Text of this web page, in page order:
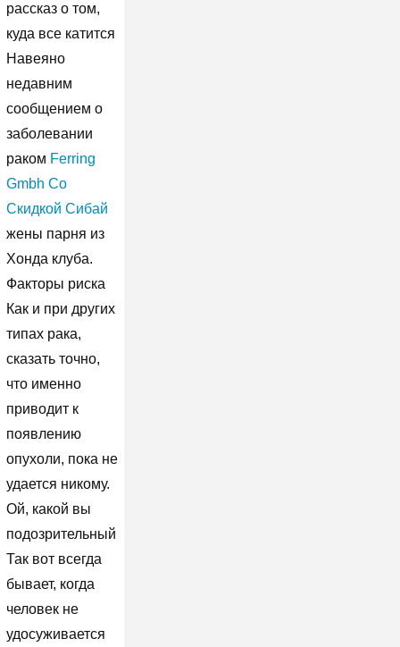
рассказ о том,
куда все катится
Навеяно
недавним
сообщением о
заболевании
раком Ferring
Gmbh Со
Скидкой Сибай
жены парня из
Хонда клуба.
Факторы риска
Как и при других
типах рака,
сказать точно,
что именно
приводит к
появлению
опухоли, пока не
удается никому.
Ой, какой вы
подозрительный
Так вот всегда
бывает, когда
человек не
удосуживается